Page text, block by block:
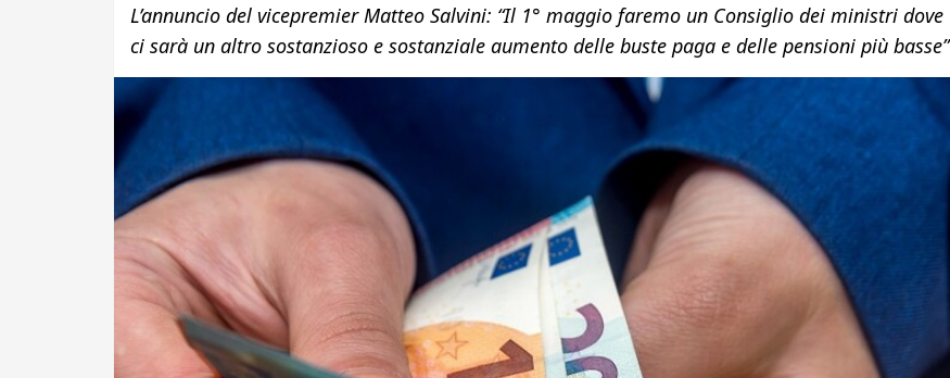
L’annuncio del vicepremier Matteo Salvini: “Il 1° maggio faremo un Consiglio dei ministri dove
ci sarà un altro sostanzioso e sostanziale aumento delle buste paga e delle pensioni più basse”